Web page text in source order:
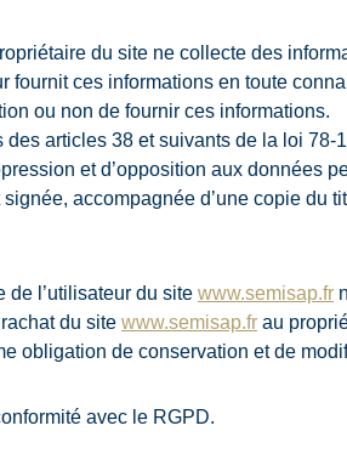
du site ne collecte des
fournit ces informations en toute
ou non de fournir ces informations.
articles 38 et suivants de la loi
et d’opposition aux données
accompagnée d’une copie du
l’utilisateur du site www.semisap.fr
du site www.semisap.fr au
obligation de conservation et de
avec le RGPD.